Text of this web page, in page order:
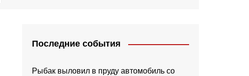
Последние события
Рыбак выловил в пруду автомобиль со